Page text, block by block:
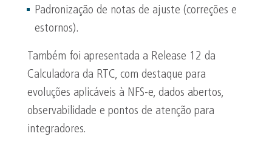
Padronização de notas de ajuste (correções e
estornos).
Também foi apresentada a Release 12 da
Calculadora da RTC, com destaque para
evoluções aplicáveis à NFS-e, dados abertos,
observabilidade e pontos de atenção para
integradores.